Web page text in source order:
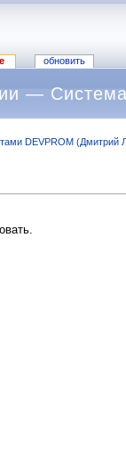
обновить
—
DEVPROM (Дмитрий